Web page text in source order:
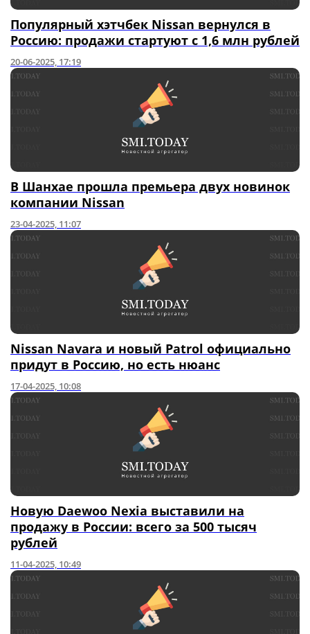
Популярный хэтчбек Nissan вернулся в
Россию: продажи стартуют с 1,6 млн рублей
20-06-2025, 17:19
В Шанхае прошла премьера двух новинок
компании Nissan
23-04-2025, 11:07
Nissan Navara и новый Patrol официально
придут в Россию, но есть нюанс
17-04-2025, 10:08
Новую Daewoo Nexia выставили на
продажу в России: всего за 500 тысяч
рублей
11-04-2025, 10:49